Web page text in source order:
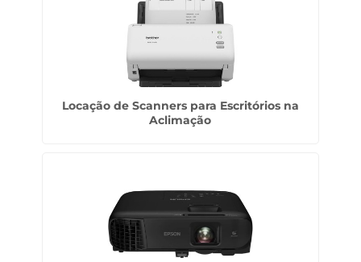
Locação de Scanners para Escritórios na
Aclimação